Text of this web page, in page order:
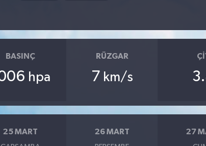
BASINÇ
hpa
RÜZGAR
7 km/s
25 MART 26 MART 27